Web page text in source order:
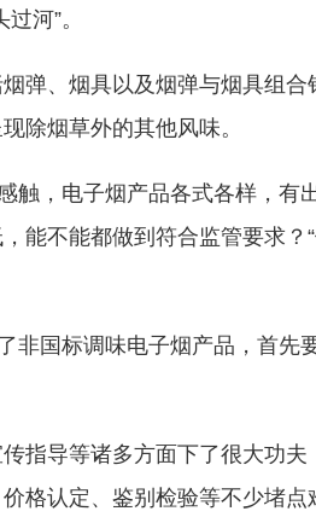
河”。
弹、烟具以及烟弹与烟具组
除烟草外的其他风味。
触，电子烟产品各式各样，有
能不能都做到符合监管要求？
国标调味电子烟产品，首先要
指导等诸多方面下了很大功
格认定、鉴别检验等不少堵点